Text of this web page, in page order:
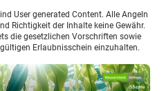
User generated Content. Alle Angeln
Richtigkeit der Inhalte keine Gewähr.
die gesetzlichen Vorschriften sowie
Erlaubnisschein einzuhalten.